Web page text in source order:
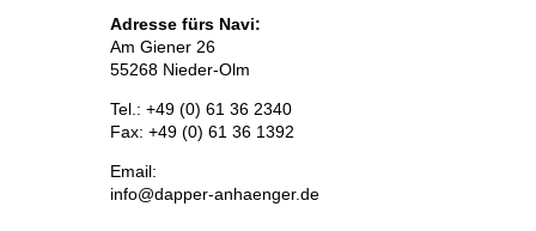
Adresse fürs Navi:
Am Giener 26
55268 Nieder-Olm
Tel.: +49 (0) 61 36 2340
Fax: +49 (0) 61 36 1392
Email:
info@dapper-anhaenger.de